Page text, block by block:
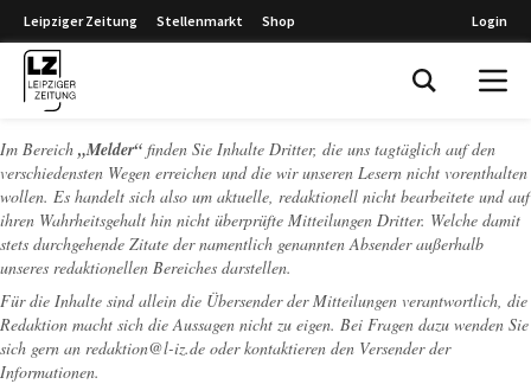
Leipziger Zeitung Stellenmarkt Shop Login
Im Bereich „Melder“ finden Sie Inhalte Dritter, die uns tagtäglich auf den
verschiedensten Wegen erreichen und die wir unseren Lesern nicht vorenthalten
wollen. Es handelt sich also um aktuelle, redaktionell nicht bearbeitete und auf
ihren Wahrheitsgehalt hin nicht überprüfte Mitteilungen Dritter. Welche damit
stets durchgehende Zitate der namentlich genannten Absender außerhalb
unseres redaktionellen Bereiches darstellen.
Für die Inhalte sind allein die Übersender der Mitteilungen verantwortlich, die
Redaktion macht sich die Aussagen nicht zu eigen. Bei Fragen dazu wenden Sie
sich gern an redaktion@l-iz.de oder kontaktieren den Versender der
Informationen.